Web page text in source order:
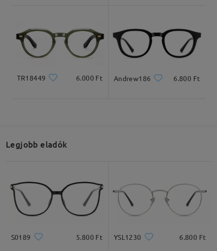
TR18449 6.000 Ft Andrew186 6.800 Ft
Legjobb eladók
S0189 5.800 Ft YSL1230 6.800 Ft